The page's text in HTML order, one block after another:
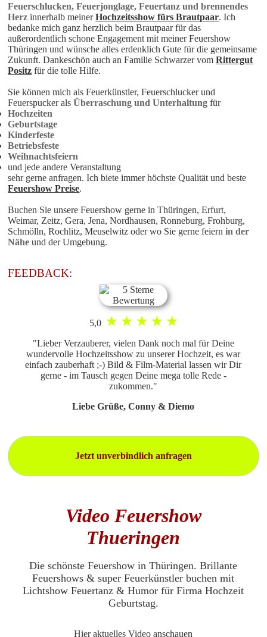
Feuerschlucken, Feuerjonglage, Feuertanz und brennendes
Herz innerhalb meinerHochzeitsshow fürs Brautpaar. Ich
bedanke mich ganz herzlich beim Brautpaar für das
außerordentlich schone Engagement mit meiner Feuershow
Thüringen und wünsche alles erdenklich Gute für die gemeinsame
Zukunft. Dankeschön auch an Familie Schwarzer vomRittergut
Positz für die tolle Hilfe.
Sie können mich als Feuerkünstler, Feuerschlucker und
Feuerspucker alsÜberraschung und Unterhaltung für
Hochzeiten
Geburtstage
Kinderfeste
Betriebsfeste
Weihnachtsfeiern
und jede andere Veranstaltung
sehr gerne anfragen. Ich biete immer höchste Qualität und beste
Feuershow Preise.
Buchen Sie unsereFeuershow gerne in Thüringen, Erfurt,
Weimar, Zeitz, Gera, Jena, Nordhausen, Ronneburg, Frohburg,
Schmölln, Rochlitz, Meuselwitz oder wo Sie gerne feiernin der
Nähe und der Umgebung.
FEEDBACK:
5,0
"Lieber Verzauberer, vielen Dank noch mal für Deine
wundervolle Hochzeitsshow zu unserer Hochzeit, es war
einfach zauberhaft ;-) Bild & Film-Material lassen wir Dir
gerne - im Tausch gegen Deine mega tolle Rede -
zukommen."
Liebe Grüße, Conny & Diemo
Jetzt unverbindlich anfragen
Video Feuershow
Thueringen
Die schönste Feuershow in Thüringen. Brillante
Feuershows & super Feuerkünstler buchen mit
Lichtshow Feuertanz & Humor für Firma Hochzeit
Geburtstag.
Hier aktuelles Video anschauen